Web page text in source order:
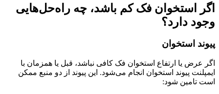
اگر استخوان فک کم باشد، چه راه‌حل‌هایی
وجود دارد؟
پیوند استخوان
اگر عرض یا ارتفاع استخوان فک کافی نباشد، قبل یا همزمان با
ایمپلنت پیوند استخوان انجام می‌شود. این پیوند از دو منبع ممکن
است تامین شود: